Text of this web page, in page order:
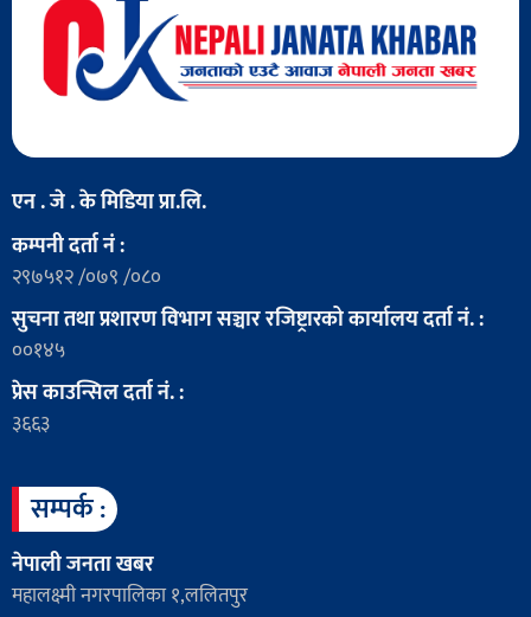
एन . जे . के मिडिया प्रा.लि.
कम्पनी दर्ता नं :
२९७५१२ /०७९ /०८०
सुचना तथा प्रशारण विभाग सञ्चार रजिष्ट्रारको कार्यालय दर्ता नं. :
००१४५
प्रेस काउन्सिल दर्ता नं. :
३६६३
सम्पर्क :
नेपाली जनता खबर
महालक्ष्मी नगरपालिका १,ललितपुर